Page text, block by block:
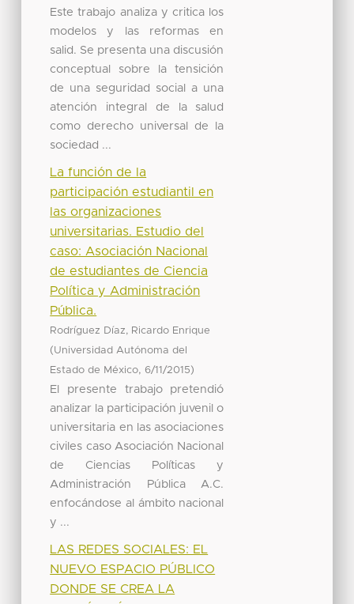
Este trabajo analiza y critica los
modelos y las reformas en
salid. Se presenta una discusión
conceptual sobre la tensición
de una seguridad social a una
atención integral de la salud
como derecho universal de la
sociedad ...
La función de la
participación estudiantil en
las organizaciones
universitarias. Estudio del
caso: Asociación Nacional
de estudiantes de Ciencia
Política y Administración
Pública.
Rodríguez Díaz, Ricardo Enrique
(Universidad Autónoma del
Estado de México, 6/11/2015)
El presente trabajo pretendió
analizar la participación juvenil o
universitaria en las asociaciones
civiles caso Asociación Nacional
de Ciencias Políticas y
Administración Pública A.C.
enfocándose al ámbito nacional
y ...
LAS REDES SOCIALES: EL
NUEVO ESPACIO PÚBLICO
DONDE SE CREA LA